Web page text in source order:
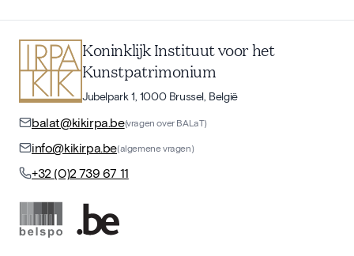
Koninklijk Instituut voor het
Kunstpatrimonium
Jubelpark 1, 1000 Brussel, België
balat@kikirpa.be(vragen over BALaT)
info@kikirpa.be(algemene vragen)
+32 (0)2 739 67 11